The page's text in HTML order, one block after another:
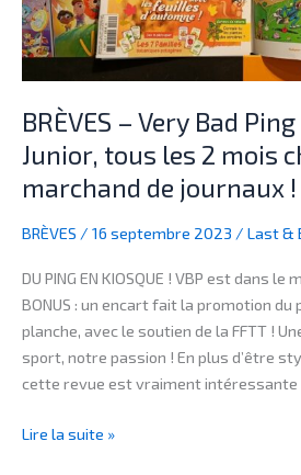
BRÈVES – Very Bad
Junior, tous les 2 mois
marchand de journaux !
BRÈVES / 16 septembre 2023 / Last &
DU PING EN KIOSQUE ! VBP est dans
BONUS : un encart fait la promotion du
planche, avec le soutien de la FFTT !
sport, notre passion ! En plus d’être
cette revue est vraiment
Junior,
tous
les
mois
chez
ton
de
!
Lire la suite »